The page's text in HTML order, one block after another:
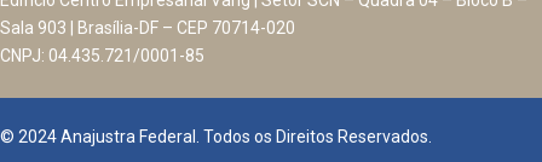
Sala 903 | Brasília-DF – CEP 70714-020
CNPJ: 04.435.721/0001-85
© 2024 Anajustra Federal. Todos os Direitos Reservados.